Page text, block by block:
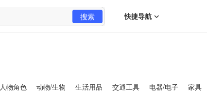
搜索 快捷导航
人物角色 动物/生物 生活用品 交通工具 电器/电子 家具